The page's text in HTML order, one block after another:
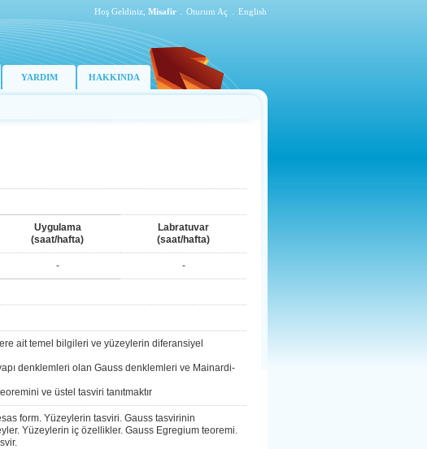
Hoş Geldiniz, Misafir Oturum Aç English
YARDIM HAKKINDA
Uygulama
(saat/hafta)
Labratuvar
(saat/hafta)
- -
ait temel bilgileri ve yüzeylerin diferansiyel
denklemleri olan Gauss denklemleri ve Mainardi-
ve üstel tasviri tanıtmaktır
form. Yüzeylerin tasviri. Gauss tasvirinin
Yüzeylerin iç özellikler. Gauss Egregium teoremi.